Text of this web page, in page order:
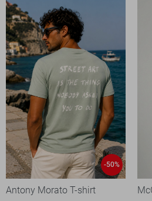
-50%
Antony Morato T-shirt